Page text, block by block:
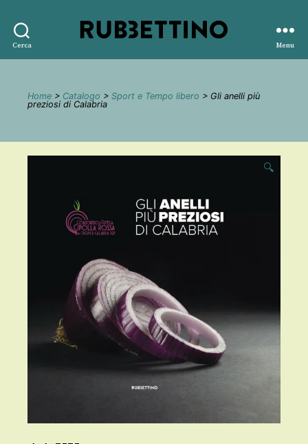
Cerca
editore
Menu
Home > Catalogo > Sport e Tempo libero > Gli anelli più
preziosi di Calabria
🔍